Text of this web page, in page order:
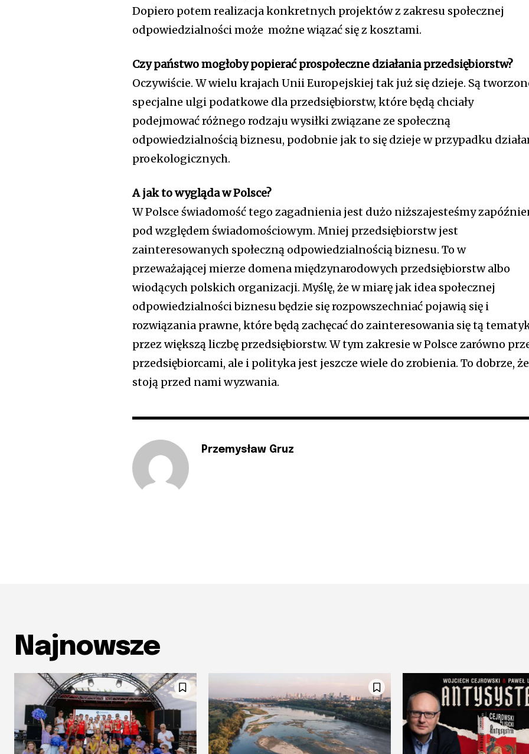
Dopiero potem realizacja konkretnych projektów z zakresu społecznej
odpowiedzialności może możne wiązać się z kosztami.
Czy państwo mogłoby popierać prospołeczne działania przedsiębiorstw?
Oczywiście. W wielu krajach Unii Europejskiej tak już się dzieje. Są
specjalne ulgi podatkowe dla przedsiębiorstw, które będą chciały
podejmować różnego rodzaju wysiłki związane ze społeczną
odpowiedzialnością biznesu, podobnie jak to się dzieje w przypadku
proekologicznych.
A jak to wygląda w Polsce?
W Polsce świadomość tego zagadnienia jest dużo niższajesteśmy
pod względem świadomościowym. Mniej przedsiębiorstw jest
zainteresowanych społeczną odpowiedzialnością biznesu. To w
przeważającej mierze domena międzynarodowych przedsiębiorstw albo
wiodących polskich organizacji. Myślę, że w miarę jak idea społecznej
odpowiedzialności biznesu będzie się rozpowszechniać pojawią się i
rozwiązania prawne, które będą zachęcać do zainteresowania się tą
przez większą liczbę przedsiębiorstw. W tym zakresie w Polsce zarówno
przedsiębiorcami, ale i polityka jest jeszcze wiele do zrobienia. To dobrze, że
stoją przed nami wyzwania.
Przemysław Gruz
Najnowsze